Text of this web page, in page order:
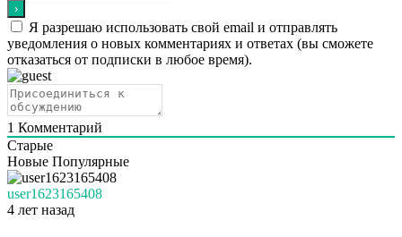
Я разрешаю использовать свой email и отправлять
уведомления о новых комментариях и ответах (вы cможете
отказаться от подписки в любое время).
1 Комментарий
Старые
Новые Популярные
user1623165408
4 лет назад